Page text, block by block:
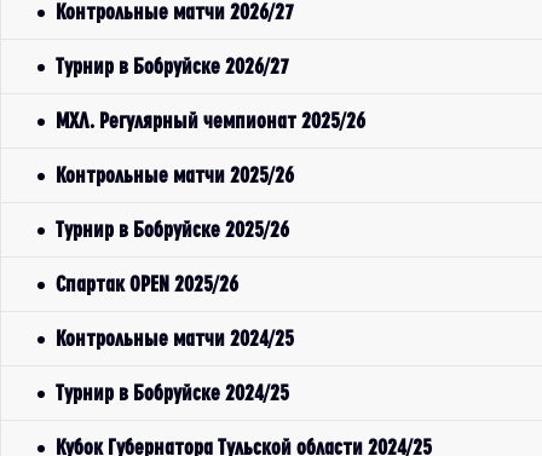
Контрольные матчи 2026/27
Турнир в Бобруйске 2026/27
МХЛ. Регулярный чемпионат 2025/26
Контрольные матчи 2025/26
Турнир в Бобруйске 2025/26
Спартак OPEN 2025/26
Контрольные матчи 2024/25
Турнир в Бобруйске 2024/25
Кубок Губернатора Тульской области 2024/25